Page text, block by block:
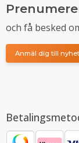
och få besked
Anmäl dig till